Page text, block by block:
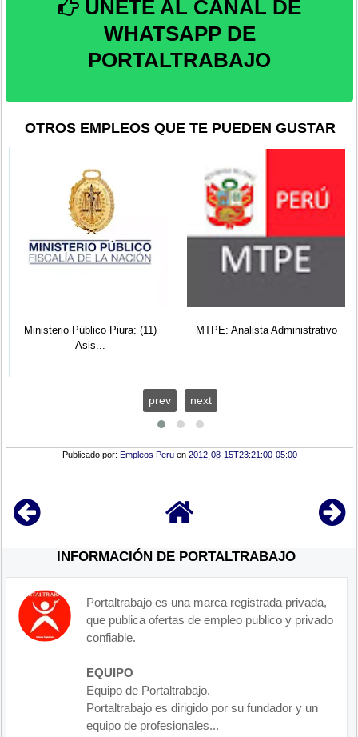
ÚNETE AL CANAL DE
WHATSAPP DE
PORTALTRABAJO
OTROS EMPLEOS QUE TE PUEDEN GUSTAR
Ministerio Público Piura: (11)
Asis...
MTPE: Analista Administrativo
prev next
Publicado por: Empleos Peru en 2012-08-15T23:21:00-05:00
INFORMACIÓN DE PORTALTRABAJO
Portaltrabajo es una marca registrada privada,
que publica ofertas de empleo publico y privado
confiable.
EQUIPO
Equipo de Portaltrabajo.
Portaltrabajo es dirigido por su fundador y un
equipo de profesionales...